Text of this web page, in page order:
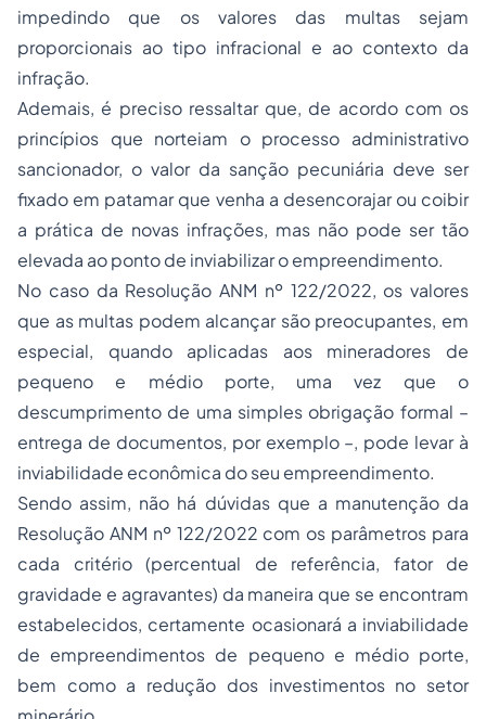
impedindo que os valores das multas sejam
proporcionais ao tipo infracional e ao contexto da
infração.
Ademais, é preciso ressaltar que, de acordo com os
princípios que norteiam o processo administrativo
sancionador, o valor da sanção pecuniária deve ser
fixado em patamar que venha a desencorajar ou coibir
a prática de novas infrações, mas não pode ser tão
elevada ao ponto de inviabilizar o empreendimento.
No caso da Resolução ANM nº 122/2022, os valores
que as multas podem alcançar são preocupantes, em
especial, quando aplicadas aos mineradores de
pequeno e médio porte, uma vez que o
descumprimento de uma simples obrigação formal –
entrega de documentos, por exemplo –, pode levar à
inviabilidade econômica do seu empreendimento.
Sendo assim, não há dúvidas que a manutenção da
Resolução ANM nº 122/2022 com os parâmetros para
cada critério (percentual de referência, fator de
gravidade e agravantes) da maneira que se encontram
estabelecidos, certamente ocasionará a inviabilidade
de empreendimentos de pequeno e médio porte,
bem como a redução dos investimentos no setor